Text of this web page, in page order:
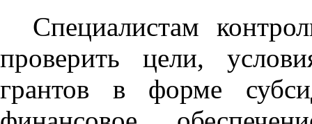
Специалистам
проверить цели,
грантов в форме